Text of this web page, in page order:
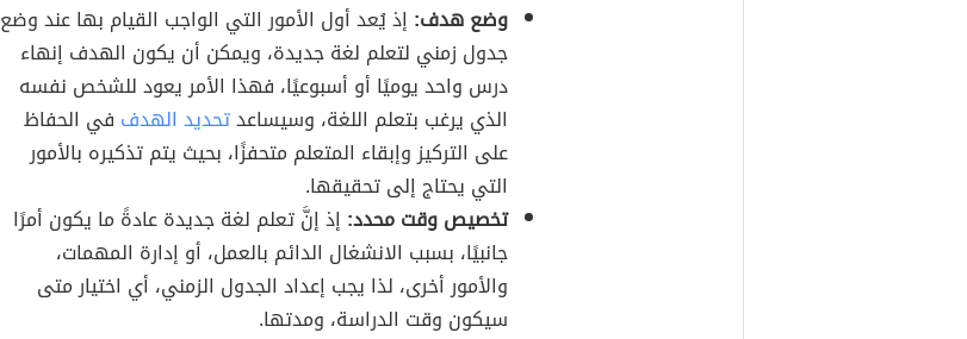
وضع هدف: إذ يُعد أول الأمور التي الواجب القيام بها عند وضع
جدول زمني لتعلم لغة جديدة، ويمكن أن يكون الهدف إنهاء
درس واحد يوميًا أو أسبوعيًا، فهذا الأمر يعود للشخص نفسه
الذي يرغب بتعلم اللغة، وسيساعدتحديد الهدف في الحفاظ
على التركيز وإبقاء المتعلم متحفزًا، بحيث يتم تذكيره بالأمور
التي يحتاج إلى تحقيقها.
تخصيص وقت محدد: إذ إنَّ تعلم لغة جديدة عادةً ما يكون أمرًا
جانبيًا، بسبب الانشغال الدائم بالعمل، أو إدارة المهمات،
والأمور أخرى، لذا يجب إعداد الجدول الزمني، أي اختيار متى
سيكون وقت الدراسة، ومدتها.